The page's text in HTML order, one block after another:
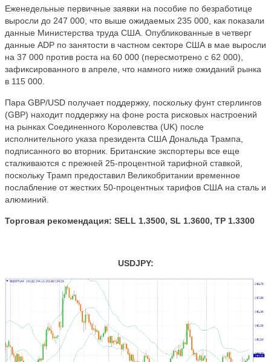
Еженедельные первичные заявки на пособие по безработице
выросли до 247 000, что выше ожидаемых 235 000, как показали
данные Министерства труда США. Опубликованные в четверг
данные ADP по занятости в частном секторе США в мае выросли
на 37 000 против роста на 60 000 (пересмотрено с 62 000),
зафиксированного в апреле, что намного ниже ожиданий рынка
в 115 000.
Пара GBP/USD получает поддержку, поскольку фунт стерлингов
(GBP) находит поддержку на фоне роста рисковых настроений
на рынках Соединенного Королевства (UK) после
исполнительного указа президента США Дональда Трампа,
подписанного во вторник. Британские экспортеры все еще
сталкиваются с прежней 25-процентной тарифной ставкой,
поскольку Трамп предоставил Великобритании временное
послабление от жестких 50-процентных тарифов США на сталь и
алюминий.
Торговая рекомендация: SELL 1.3500, SL 1.3600, TP 1.3300
USDJPY: